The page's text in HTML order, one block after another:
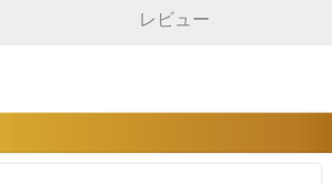
レビュー